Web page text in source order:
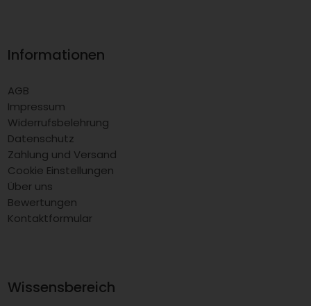
Informationen
AGB
Impressum
Widerrufsbelehrung
Datenschutz
Zahlung und Versand
Cookie Einstellungen
Über uns
Bewertungen
Kontaktformular
Wissensbereich